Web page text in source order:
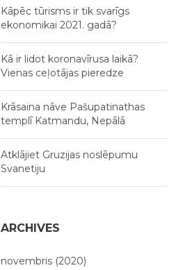
Kāpēc tūrisms ir tik svarīgs
ekonomikai 2021. gadā?
Kā ir lidot koronavīrusa laikā?
Vienas ceļotājas pieredze
Krāsaina nāve Pašupatinathas
templī Katmandu, Nepālā
Atklājiet Gruzijas noslēpumu
Svanetiju
ARCHIVES
novembris (2020)